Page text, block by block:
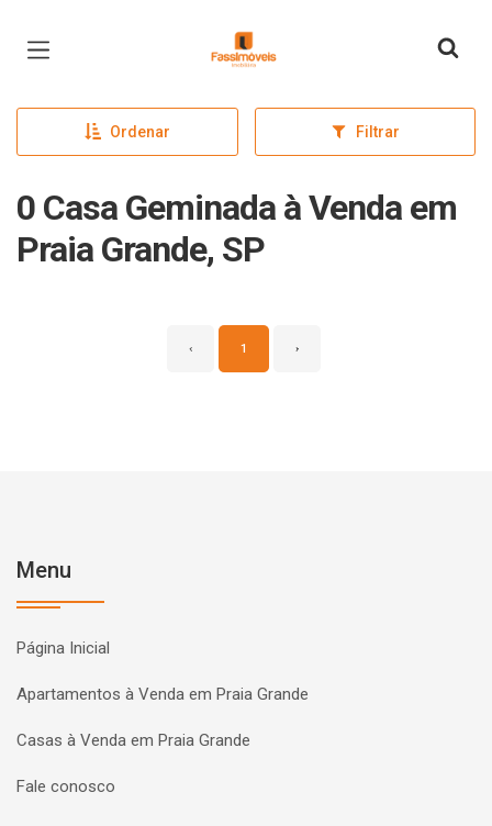
Página inicial
Ordenar Filtrar
0 Casa Geminada à Venda em
Praia Grande, SP
‹ 1 ›
Menu
Página Inicial
Apartamentos à Venda em Praia Grande
Casas à Venda em Praia Grande
Fale conosco